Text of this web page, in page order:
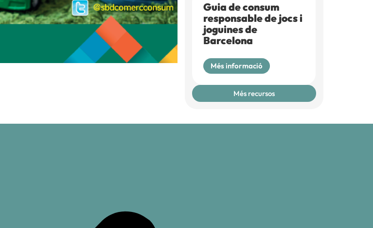
Guia de consum
responsable de jocs i
joguines de
Barcelona
Més informació
Més recursos